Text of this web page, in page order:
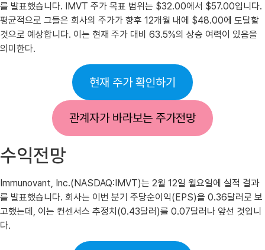
를 발표했습니다. IMVT 주가 목표 범위는 $32.00에서 $57.00입니다.
평균적으로 그들은 회사의 주가가 향후 12개월 내에 $48.00에 도달할
것으로 예상합니다. 이는 현재 주가 대비 63.5%의 상승 여력이 있음을
의미한다.
현재 주가 확인하기
관계자가 바라보는 주가전망
수익전망
Immunovant, Inc.(NASDAQ:IMVT)는 2월 12일 월요일에 실적 결과
를 발표했습니다. 회사는 이번 분기 주당순이익(EPS)을 0.36달러로 보
고했는데, 이는 컨센서스 추정치(0.43달러)를 0.07달러나 앞선 것입니
다.